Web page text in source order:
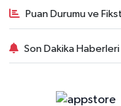
Puan Durumu ve
Son Dakika Haberleri